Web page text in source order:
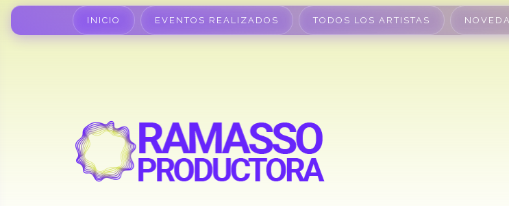
INICIO EVENTOS REALIZADOS TODOS LOS ARTISTAS